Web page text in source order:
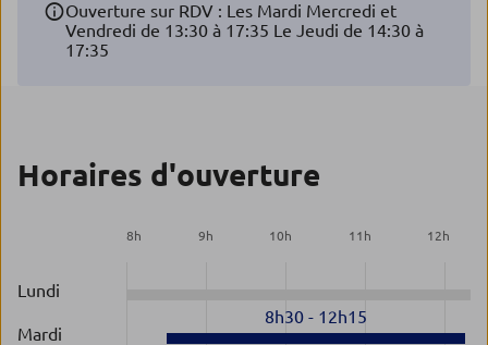
Ouverture sur RDV : Les Mardi Mercredi et
Vendredi de 13:30 à 17:35 Le Jeudi de 14:30 à
17:35
Horaires d'ouverture
8h 9h 10h 11 h 12h
Lundi
Mardi
8h30- 12h15